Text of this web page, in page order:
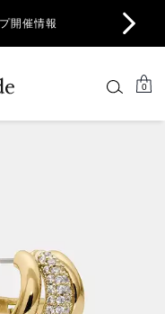
開催情報
0